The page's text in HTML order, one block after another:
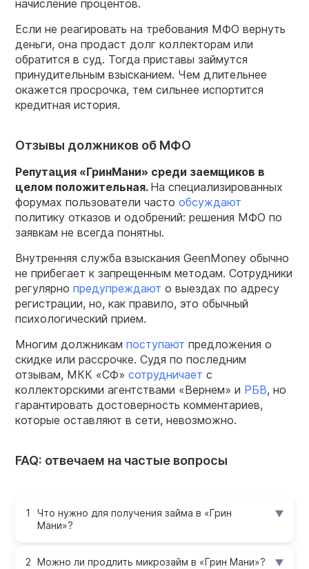
начисление процентов.
Если не реагировать на требования МФО вернуть
деньги, она продаст долг коллекторам или
обратится в суд. Тогда приставы займутся
принудительным взысканием. Чем длительнее
окажется просрочка, тем сильнее испортится
кредитная история.
Отзывы должников об МФО
Репутация «ГринМани» среди заемщиков в
целом положительная. На специализированных
форумах пользователи часто обсуждают
политику отказов и одобрений: решения МФО по
заявкам не всегда понятны.
Внутренняя служба взыскания GeenMoney обычно
не прибегает к запрещенным методам. Сотрудники
регулярно предупреждают о выездах по адресу
регистрации, но, как правило, это обычный
психологический прием.
Многим должникам поступают предложения о
скидке или рассрочке. Судя по последним
отзывам, МКК «СФ» сотрудничает с
коллекторскими агентствами «Вернем» и РБВ, но
гарантировать достоверность комментариев,
которые оставляют в сети, невозможно.
FAQ: отвечаем на частые вопросы
Что нужно для получения займа в «Грин
Мани»?
Можно ли продлить микрозайм в «Грин Мани»?